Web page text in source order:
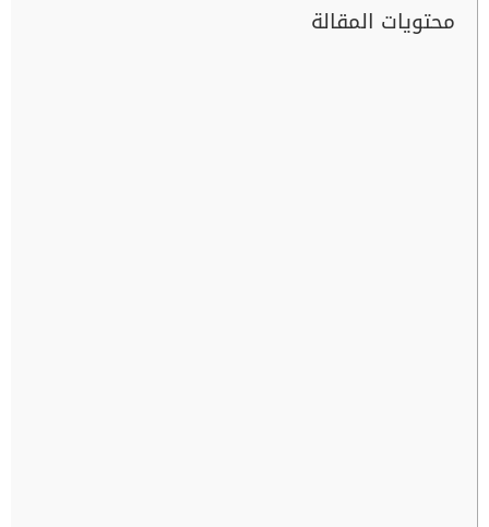
محتويات المقالة